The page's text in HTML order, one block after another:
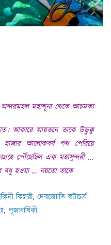
অন্দরমহল মহাশূন্য থেকে আচমকা
। আকারেআয়তনে তাকে উড়ুক্কু
হাজারআলোকবর্ষ পথ পেরিয়ে
পৌঁছেছিল এক মহাসুন্দরী ...
বধূ হওয়া … নয়তোতাকে
কিন্নরী, দেবজ্যোতি ভট্টাচার্য
, পূজাবার্ষিকী